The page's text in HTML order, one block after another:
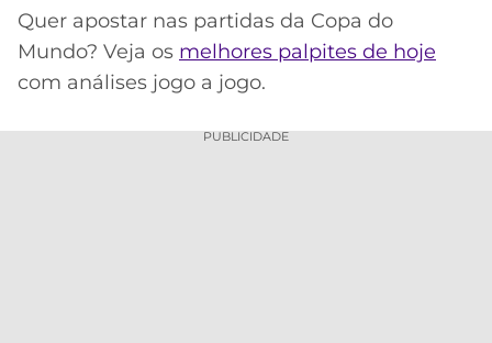
Quer apostar nas partidas da Copa do
Mundo? Veja os melhores palpites de hoje
com análises jogo a jogo.
PUBLICIDADE